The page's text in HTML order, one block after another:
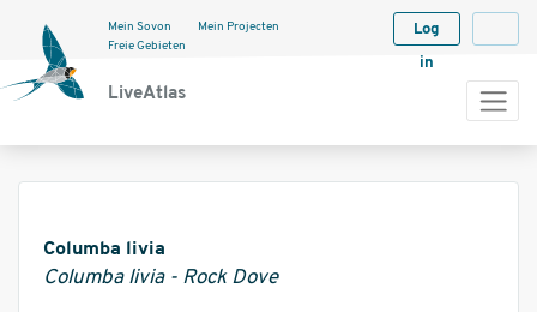
LiveAtlas
Mein Sovon
Mein Projecten
Freie Gebieten
Log
in
Columba livia
Columba livia - Rock Dove